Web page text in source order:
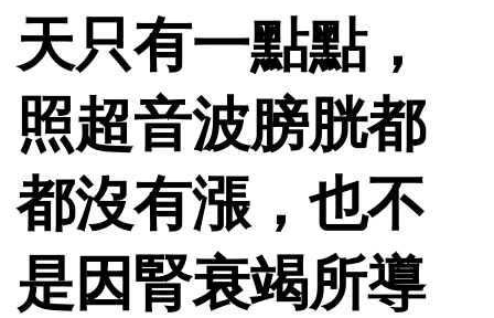
天只有一點點，
照超音波膀胱都
都沒有漲，也不
是因腎衰竭所導